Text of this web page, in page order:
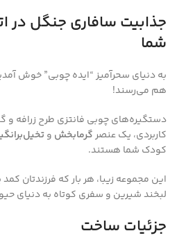
جذابیت سافاری جنگل در
شما
به دنیای سحرآمیز “ایده چوبی” خوش
هم می‌رسند!
دستگیره‌های چوبی فانتزی طرح زرافه و
کاربردی، یک عنصرگرمابخش و
کودک شما هستند.
این مجموعه زیبا، هر بار که فرزندتان
لبخند شیرین و سفری کوتاه به دنیای
جزئیات ساخت